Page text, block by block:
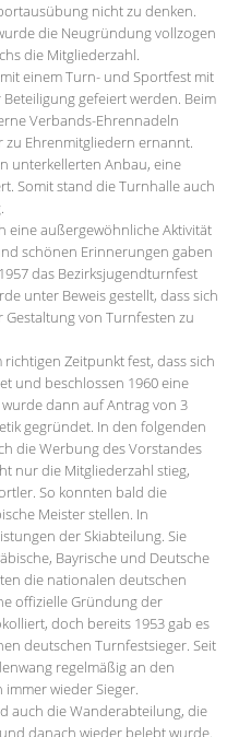
nicht zu denken.
die Neugründung vollzogen
die Mitgliederzahl.
einem Turn- und Sportfest mit
gefeiert werden. Beim
Verbands-Ehrennadeln
Ehrenmitgliedern ernannt.
unterkellerten Anbau, eine
Somit stand die Turnhalle auch
eine außergewöhnliche Aktivität
schönen Erinnerungen gaben
das Bezirksjugendturnfest
unter Beweis gestellt, dass sich
von Turnfesten zu
Zeitpunkt fest, dass sich
und beschlossen 1960 eine
dann auf Antrag von 3
gegründet. In den folgenden
die Werbung des Vorstandes
nur die Mitgliederzahl stieg,
So konnten bald die
Meister stellen. In
der Skiabteilung. Sie
Bayrische und Deutsche
die nationalen deutschen
offizielle Gründung der
doch bereits 1953 gab es
deutschen Turnfestsieger. Seit
regelmäßig an den
wieder Sieger.
auch die Wanderabteilung, die
danach wieder belebt wurde.